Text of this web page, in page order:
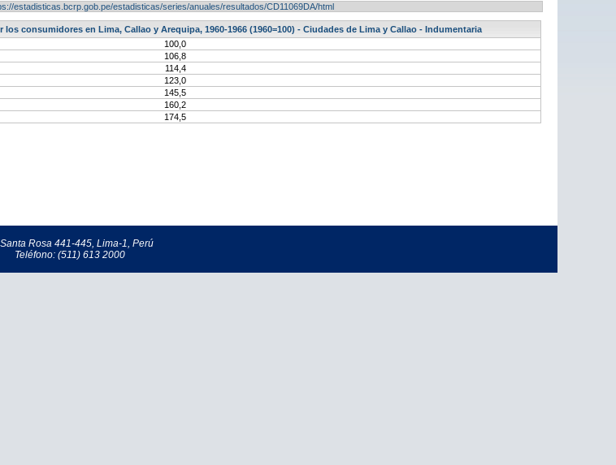
estadisticas.bcrp.gob.pe/estadisticas/series/anuales/resultados/CD11069DA/html
consumidores en Lima, Callao y Arequipa, 1960-1966 (1960=100) - Ciudades de Lima y Callao - Indumentaria
100,0
106,8
114,4
123,0
145,5
160,2
174,5
Rosa 441-445, Lima-1, Perú
Teléfono: (511) 613 2000